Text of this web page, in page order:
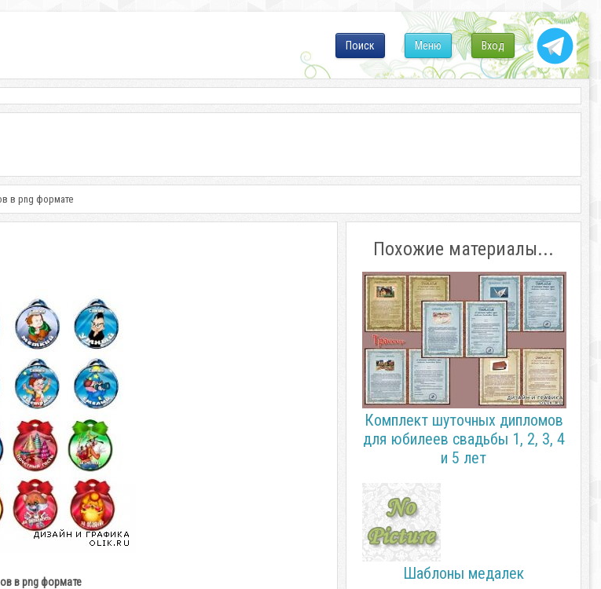
Вход
Меню
Поиск
в png формате
в png формате
Похожие материалы...
Комплект шуточных дипломов
для юбилеев свадьбы 1, 2, 3, 4
и 5 лет
Шаблоны медалек